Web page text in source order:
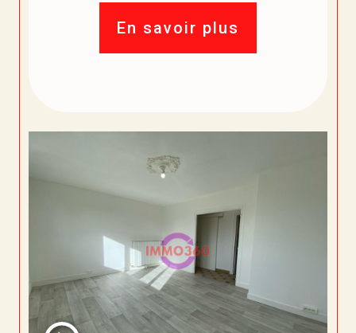
En savoir plus